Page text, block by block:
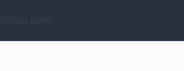
contenido
Silvana Kelm